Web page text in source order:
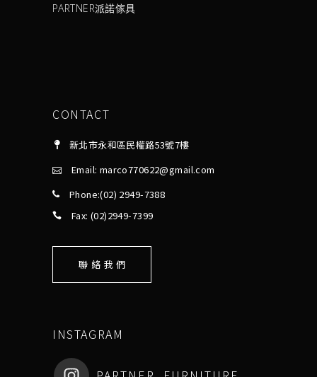
PARTNER派諾傢具
CONTACT
新北市永和區民權路53號7樓
Email: marco770622@gmail.com
Phone:(02) 2949-7388
Fax: (02)2949-7399
聯 絡 我 們
INSTAGRAM